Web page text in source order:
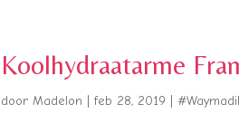
Koolhydraatarme
doorMadelon |feb 28, 2019